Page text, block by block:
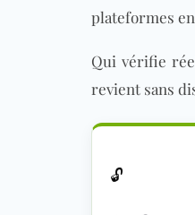
plateformes
Qui vérifie
revient sans
🔓